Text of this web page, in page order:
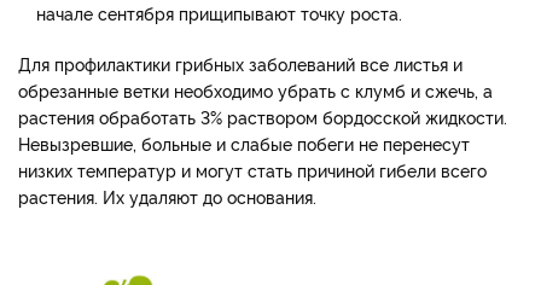
начале сентября прищипывают точку роста.
Для профилактики грибных заболеваний все листья и
обрезанные ветки необходимо убрать с клумб и сжечь, а
растения обработать 3% раствором бордосской жидкости.
Невызревшие, больные и слабые побеги не перенесут
низких температур и могут стать причиной гибели всего
растения. Их удаляют до основания.